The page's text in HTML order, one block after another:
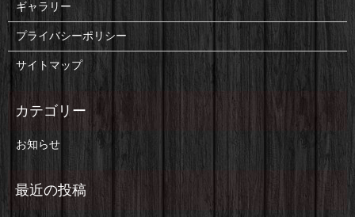
ギャラリー
プライバシーポリシー
サイトマップ
お知らせ